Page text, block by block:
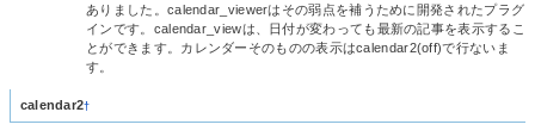
ありました。calendar_viewerはその弱点を補うために開発されたプラグ
インです。calendar_viewは、日付が変わっても最新の記事を表示するこ
とができます。カレンダーそのものの表示はcalendar2(off)で行ないま
す。
calendar2†